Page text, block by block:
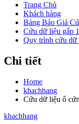
Trang Chủ
Khách hàng
Bảng Báo Giá
Cứu dữ liệu gấp
Quy trình cứu dữ
Chi tiết
Home
khachhang
Cứu dữ liệu ổ
khachhang